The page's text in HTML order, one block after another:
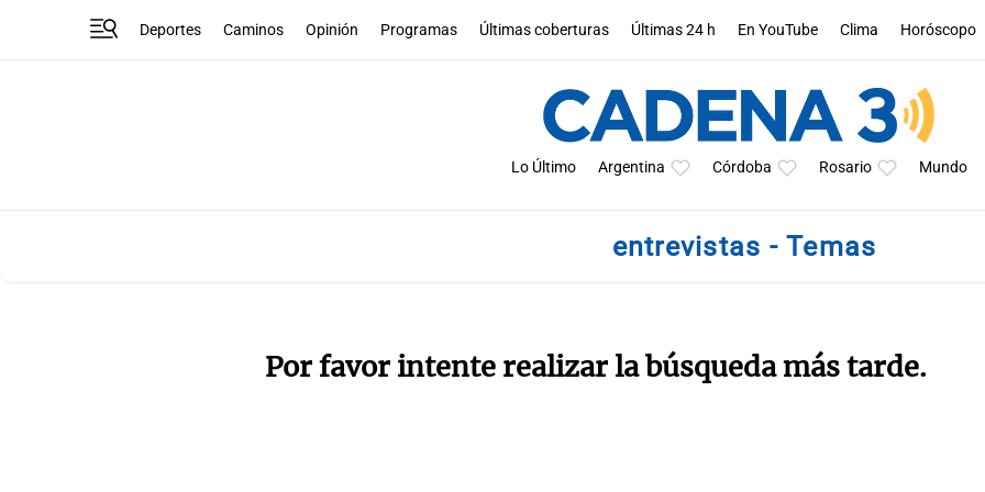
Deportes Caminos Opinión Programas Últimas coberturas Últimas 24 h En YouTube Clima Horóscopo
Lo Último Argentina Córdoba Rosario Mundo
entrevistas - Temas
Por favor intente realizar la búsqueda más tarde.